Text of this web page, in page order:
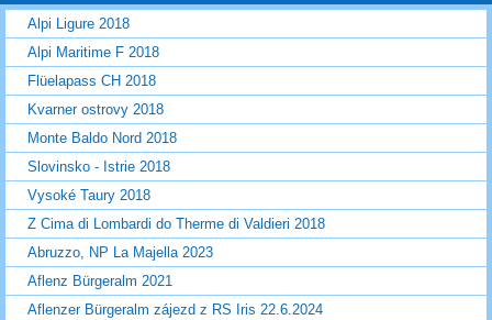
Alpi Ligure 2018
Alpi Maritime F 2018
Flüelapass CH 2018
Kvarner ostrovy 2018
Monte Baldo Nord 2018
Slovinsko - Istrie 2018
Vysoké Taury 2018
Z Cima di Lombardi do Therme di Valdieri 2018
Abruzzo, NP La Majella 2023
Aflenz Bürgeralm 2021
Aflenzer Bürgeralm zájezd z RS Iris 22.6.2024